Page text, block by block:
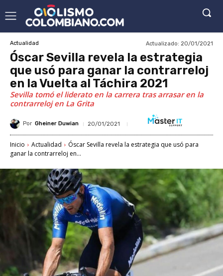
Actualidad Actualizado: 20/01/2021
Óscar Sevilla revela la estrategia
que usó para ganar la contrarreloj
en la Vuelta al Táchira 2021
Sevilla tomó el liderato en la carrera tras arrasar en la
contrarreloj en La Grita
Por Gheiner Duwian 20/01/2021
Inicio Actualidad
Óscar Sevilla revela la estrategia que usó para
ganar la contrarreloj en...